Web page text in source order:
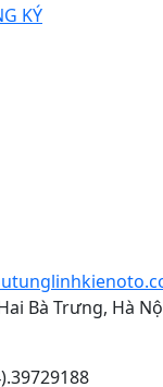
KÝ
Bà Trưng, Hà